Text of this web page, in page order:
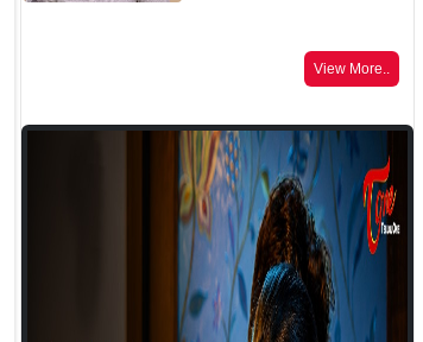
View More..